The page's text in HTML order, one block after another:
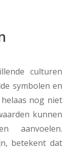
culturen
symbolen en
nog niet
kunnen
aanvoelen.
betekent dat